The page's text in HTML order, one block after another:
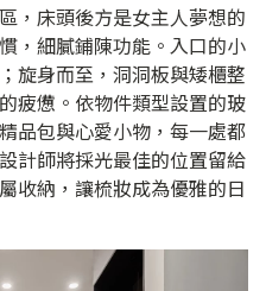
，床頭後方是女主人夢想的
，細膩鋪陳功能。入口的小
旋身而至，洞洞板與矮櫃整
疲憊。依物件類型設置的玻
品包與心愛小物，每一處都
計師將採光最佳的位置留給
收納，讓梳妝成為優雅的日